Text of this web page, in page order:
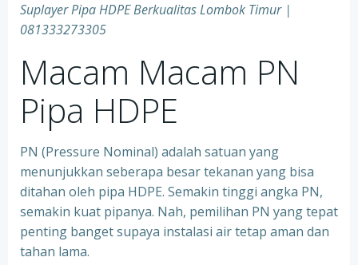
Suplayer Pipa HDPE Berkualitas Lombok Timur |
081333273305
Macam Macam PN
Pipa HDPE
PN (Pressure Nominal) adalah satuan yang
menunjukkan seberapa besar tekanan yang bisa
ditahan oleh pipa HDPE. Semakin tinggi angka PN,
semakin kuat pipanya. Nah, pemilihan PN yang tepat
penting banget supaya instalasi air tetap aman dan
tahan lama.